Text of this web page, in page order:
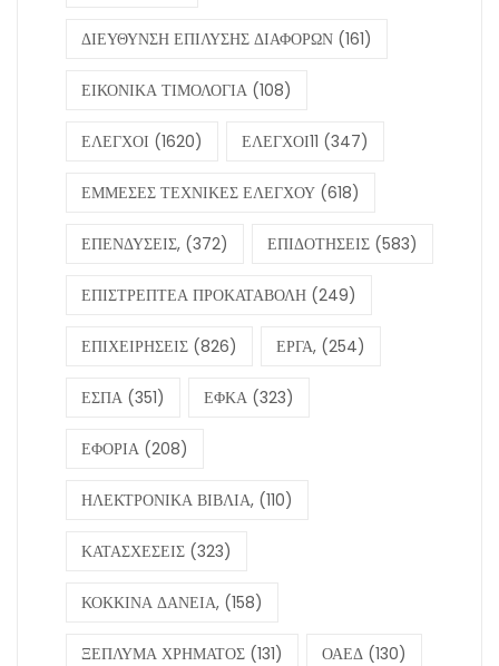
ΔΙΕΥΘΥΝΣΗ ΕΠΙΛΥΣΗΣ ΔΙΑΦΟΡΩΝ (161)
ΕΙΚΟΝΙΚΑ ΤΙΜΟΛΟΓΙΑ (108)
ΕΛΕΓΧΟΙ (1620) ΕΛΕΓΧΟΙ11 (347)
ΕΜΜΕΣΕΣ ΤΕΧΝΙΚΕΣ ΕΛΕΓΧΟΥ (618)
ΕΠΕΝΔΥΣΕΙΣ, (372) ΕΠΙΔΟΤΗΣΕΙΣ (583)
ΕΠΙΣΤΡΕΠΤΕΑ ΠΡΟΚΑΤΑΒΟΛΗ (249)
ΕΠΙΧΕΙΡΗΣΕΙΣ (826) ΕΡΓΑ, (254)
ΕΣΠΑ (351) ΕΦΚΑ (323)
ΕΦΟΡΙΑ (208)
ΗΛΕΚΤΡΟΝΙΚΑ ΒΙΒΛΙΑ, (110)
ΚΑΤΑΣΧΕΣΕΙΣ (323)
ΚΟΚΚΙΝΑ ΔΑΝΕΙΑ, (158)
ΞΕΠΛΥΜΑ ΧΡΗΜΑΤΟΣ (131) ΟΑΕΔ (130)